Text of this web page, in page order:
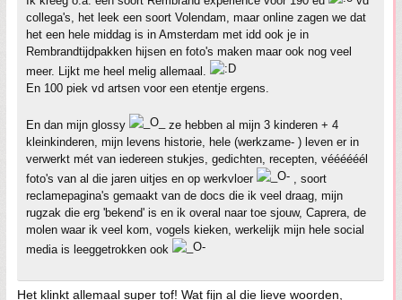
collega's, het leek een soort Volendam, maar online zagen we dat
het een hele middag is in Amsterdam met idd ook je in
Rembrandtijdpakken hijsen en foto's maken maar ook nog veel
meer. Lijkt me heel melig allemaal.
En 100 piek vd artsen voor een etentje ergens.
En dan mijn glossy
ze hebben al mijn 3 kinderen + 4
kleinkinderen, mijn levens historie, hele (werkzame- ) leven er in
verwerkt mét van iedereen stukjes, gedichten, recepten, véééééél
foto's van al die jaren uitjes en op werkvloer
, soort
reclamepagina's gemaakt van de docs die ik veel draag, mijn
rugzak die erg 'bekend' is en ik overal naar toe sjouw, Caprera, de
molen waar ik veel kom, vogels kieken, werkelijk mijn hele social
media is leeggetrokken ook
Het klinkt allemaal super tof! Wat fijn al die lieve woorden,